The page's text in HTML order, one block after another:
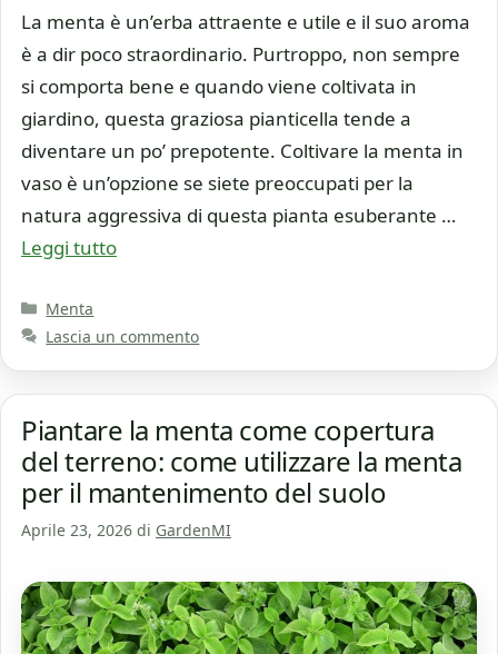
La menta è un’erba attraente e utile e il suo aroma
è a dir poco straordinario. Purtroppo, non sempre
si comporta bene e quando viene coltivata in
giardino, questa graziosa pianticella tende a
diventare un po’ prepotente. Coltivare la menta in
vaso è un’opzione se siete preoccupati per la
natura aggressiva di questa pianta esuberante …
Leggi tutto
Categorie
Menta
Lascia un commento
Piantare la menta come copertura
del terreno: come utilizzare la menta
per il mantenimento del suolo
Aprile 23, 2026 di GardenMI